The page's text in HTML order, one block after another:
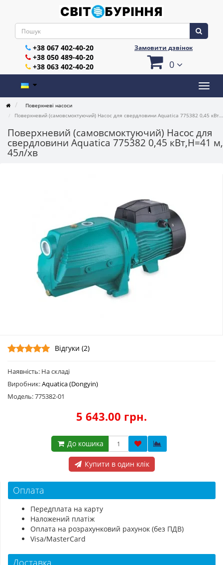
+38 067 402-40-20
+38 050 489-40-20
+38 063 402-40-20
Замовити дзвінок
0
Поверхневі насоси
Поверхневий (самовсмоктуючий) Насос для свердловини Aquatica 775382 0,45 кВт,H=41 м, 45л/хв
Поверхневий (самовсмоктуючий) Насос для
свердловини Aquatica 775382 0,45 кВт,H=41 м,
45л/хв
Відгуки (2)
Наявність: На складі
Виробник:Aquatica (Dongyin)
Модель: 775382-01
5 643.00 грн.
До кошика
Купити в один клік
Оплата
Передплата на карту
Наложений платіж
Оплата на розрахунковий рахунок (без ПДВ)
Visa/MasterCard
Доставка